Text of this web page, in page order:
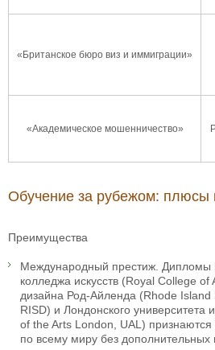
«Британское бюро виз и иммиграции»
«Академическое мошенничество»
Обучение за рубежом: плюсы
Преимущества
Международный престиж. Дипломы
колледжа искусств (Royal College
дизайна Род-Айленда (Rhode Island
RISD) и Лондонского университета
of the Arts London, UAL)
по всему миру без дополнительных